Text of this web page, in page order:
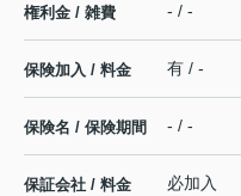
権利金 / 雑費 - / -
保険加入 / 料金 有 / -
保険名 / 保険期間 - / -
保証会社 / 料金
必加入